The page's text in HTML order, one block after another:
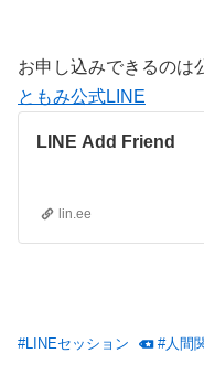
お申し込みできるのは
ともみ公式LINE
LINE Add Friend
lin.ee
#LINEセッション #人間